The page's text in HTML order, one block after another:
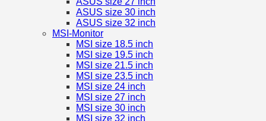
ASUS size 30 inch
ASUS size 32 inch
MSI-Monitor
MSI size 18.5 inch
MSI size 19.5 inch
MSI size 21.5 inch
MSI size 23.5 inch
MSI size 24 inch
MSI size 27 inch
MSI size 30 inch
MSI size 32 inch